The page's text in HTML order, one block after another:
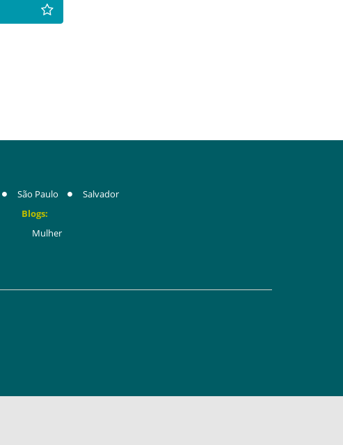
São Paulo
Salvador
Blogs:
Mulher